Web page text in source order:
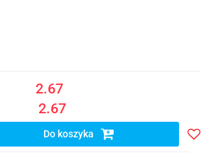
2.67
2.67
Do koszyka